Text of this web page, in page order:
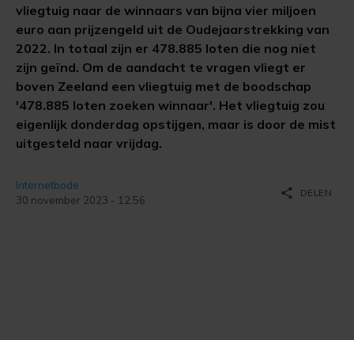
vliegtuig naar de winnaars van bijna vier miljoen
euro aan prijzengeld uit de Oudejaarstrekking van
2022. In totaal zijn er 478.885 loten die nog niet
zijn geïnd. Om de aandacht te vragen vliegt er
boven Zeeland een vliegtuig met de boodschap
'478.885 loten zoeken winnaar'. Het vliegtuig zou
eigenlijk donderdag opstijgen, maar is door de mist
uitgesteld naar vrijdag.
Internetbode
30 november 2023 - 12:56
share DELEN